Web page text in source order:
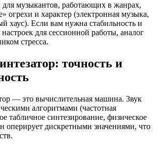
для музыкантов, работающих в жанрах,
огрехи и характер (электронная музыка,
хаус). Если вам нужна стабильность и
для сессионной работы, аналог
стресса.
точность и
— это вычислительная машина. Звук
алгоритмами (частотная
табличное синтезирование, физическое
оперирует дискретными значениями, что